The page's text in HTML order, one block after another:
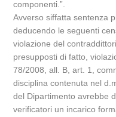
componenti.”.
Avverso siffatta sentenza
deducendo le seguenti
violazione del
presupposti di fatto,
78/2008, all. B, art. 1,
disciplina contenuta nel
del Dipartimento avrebbe
verificatori un incarico